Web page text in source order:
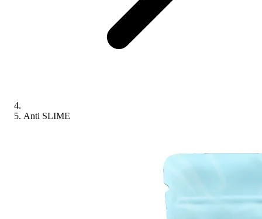
Anti SLIME